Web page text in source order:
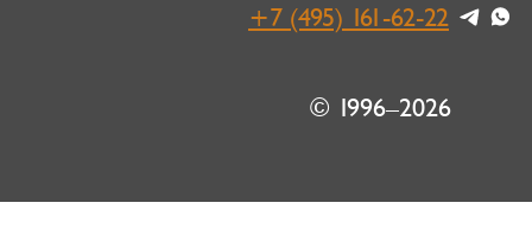
+7 (495) 161-62-22
© 1996–2026